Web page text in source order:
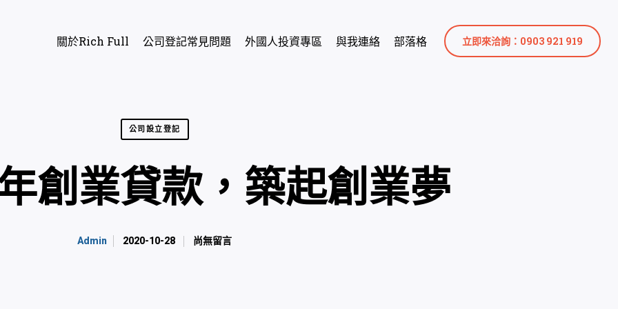
立即來洽詢：0903 921 919
關於Rich Full 公司登記常見問題 外國人投資專區 與我連絡 部落格
公司設立登記
創業貸款，築起創業夢
Admin 2020-10-28 尚無留言